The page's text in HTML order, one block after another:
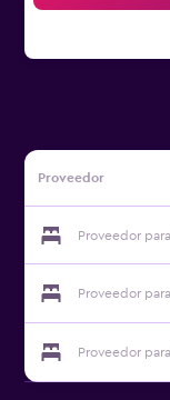
Proveedor
Proveedor
Proveedor
Proveedor